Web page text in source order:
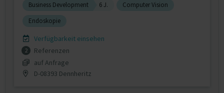
Business Development
6 J.
Computer Vision
Endoskopie
Verfügbarkeit einsehen
2
Referenzen
auf Anfrage
D-08393 Dennheritz